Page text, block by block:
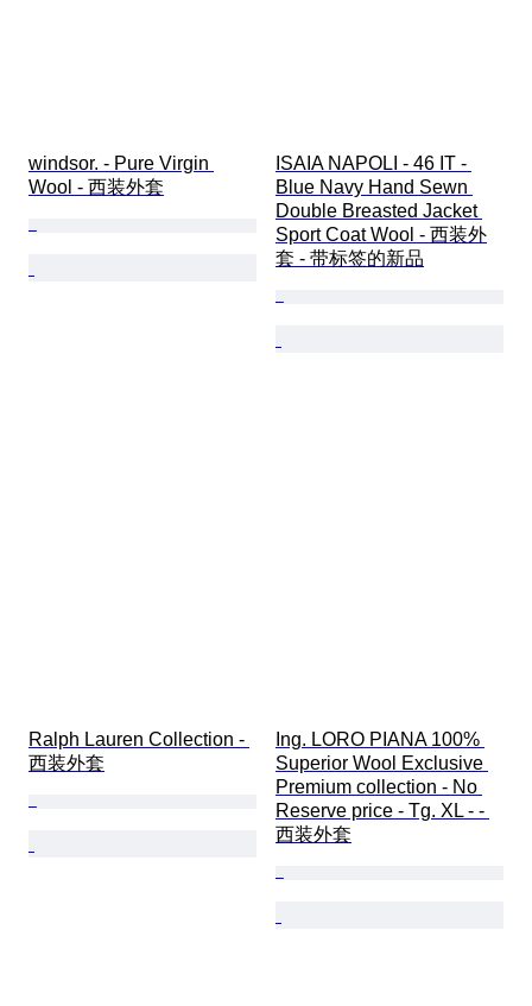
windsor. - Pure Virgin
Wool - 西装外套
ISAIA NAPOLI - 46 IT -
Blue Navy Hand Sewn
Double Breasted Jacket
Sport Coat Wool - 西装外
套 - 带标签的新品
Ralph Lauren Collection -
西装外套
Ing. LORO PIANA 100%
Superior Wool Exclusive
Premium collection - No
Reserve price - Tg. XL - -
西装外套